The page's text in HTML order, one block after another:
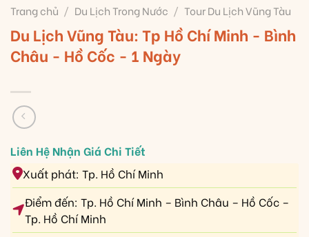
Trang chủ / Du Lịch Trong Nước / Tour Du Lịch Vũng Tàu
Du Lịch Vũng Tàu: Tp Hồ Chí Minh - Bình
Châu - Hồ Cốc - 1 Ngày
Xuất phát: Tp. Hồ Chí Minh
Điểm đến: Tp. Hồ Chí Minh – Bình Châu – Hồ Cốc –
Tp. Hồ Chí Minh